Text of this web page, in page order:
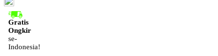
Gratis
Ongkir
se-
Indonesia!